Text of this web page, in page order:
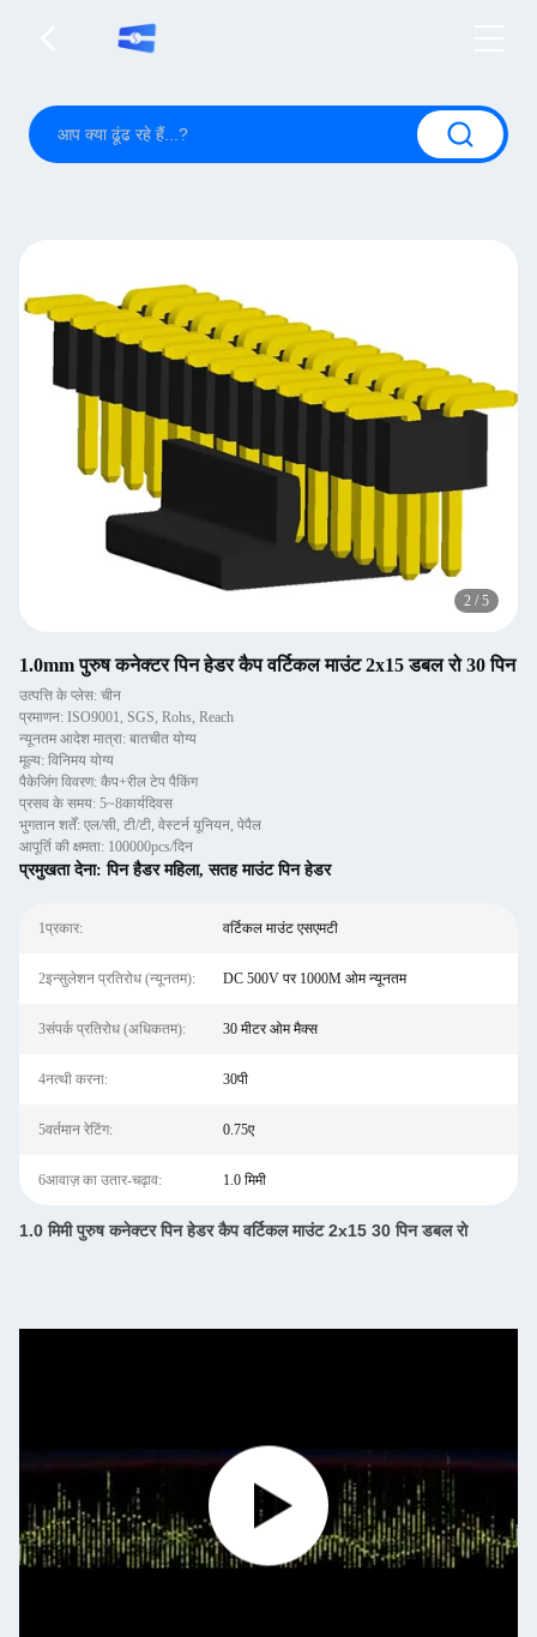
2 / 5
1.0mm पुरुष कनेक्टर पिन हेडर कैप वर्टिकल माउंट 2x15 डबल रो 30 पिन
उत्पत्ति के प्लेस: चीन
प्रमाणन: ISO9001, SGS, Rohs, Reach
न्यूनतम आदेश मात्रा: बातचीत योग्य
मूल्य: विनिमय योग्य
पैकेजिंग विवरण: कैप+रील टेप पैकिंग
प्रसव के समय: 5~8कार्यदिवस
भुगतान शर्तें: एल/सी, टी/टी, वेस्टर्न यूनियन, पेपैल
आपूर्ति की क्षमता: 100000pcs/दिन
प्रमुखता देना:पिन हैडर महिला,सतह माउंट पिन हेडर
1प्रकार: वर्टिकल माउंट एसएमटी
2इन्सुलेशन प्रतिरोध (न्यूनतम): DC 500V पर 1000M ओम न्यूनतम
3संपर्क प्रतिरोध (अधिकतम): 30 मीटर ओम मैक्स
4नत्थी करना: 30पी
5वर्तमान रेटिंग: 0.75ए
6आवाज़ का उतार-चढ़ाव: 1.0 मिमी
1.0 मिमी पुरुष कनेक्टर पिन हेडर कैप वर्टिकल माउंट 2x15 30 पिन डबल रो